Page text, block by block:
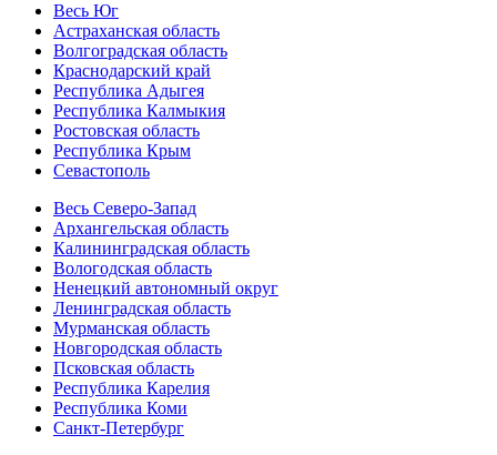
Весь Юг
Астраханская область
Волгоградская область
Краснодарский край
Республика Адыгея
Республика Калмыкия
Ростовская область
Республика Крым
Севастополь
Весь Северо-Запад
Архангельская область
Калининградская область
Вологодская область
Ненецкий автономный округ
Ленинградская область
Мурманская область
Новгородская область
Псковская область
Республика Карелия
Республика Коми
Санкт-Петербург